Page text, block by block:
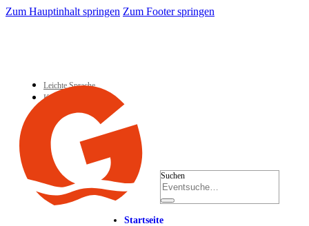
Zum Hauptinhalt springen Zum Footer springen
Leichte Sprache
Kontakt
Suchen
Startseite